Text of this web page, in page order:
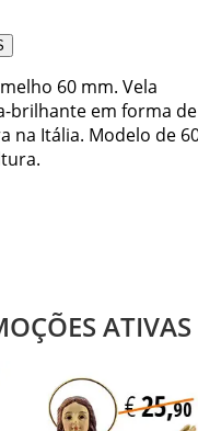
60 mm. Vela
brilhante em forma de
na Itália. Modelo de
ATIVAS